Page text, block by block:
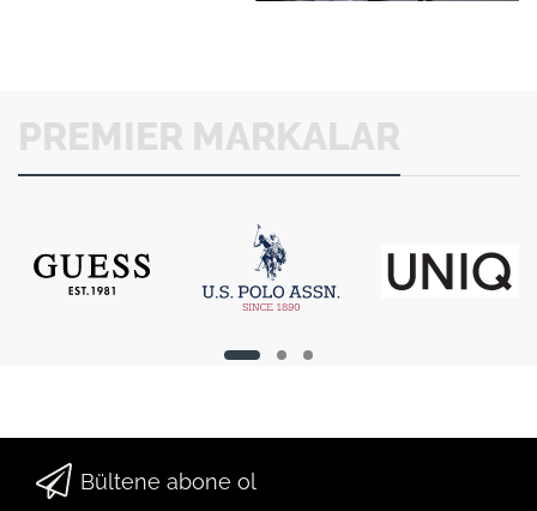
PREMIER MARKALAR
Bültene abone ol